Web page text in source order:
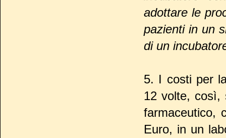
adottare le
pazienti in un
di un
5. I costi per
12 volte, così,
farmaceutico,
Euro, in un